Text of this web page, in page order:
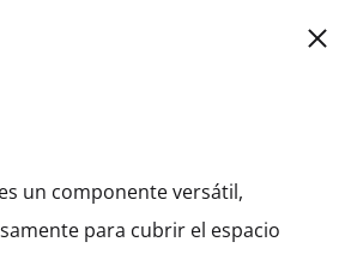
0
un componente versátil,
para cubrir el espacio